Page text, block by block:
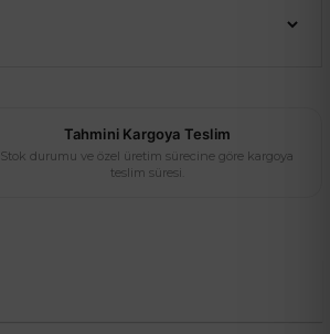
Tahmini Kargoya Teslim
Stok durumu ve özel üretim sürecine göre kargoya
teslim süresi.